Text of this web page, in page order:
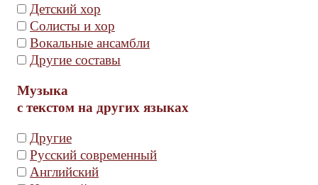
Детский хор
Солисты и хор
Вокальные ансамбли
Другие составы
Музыка
с текстом на других языках
Другие
Русский современный
Английский